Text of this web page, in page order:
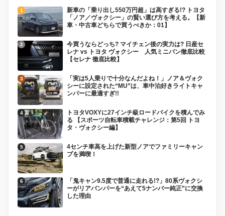
新車の「乗り出し550万円超」は高すぎる!? トヨタ
「ノア／ヴォクシー」の賢い選び方を考える。【新
車・中古車どちらで買うべきか：01】
今買うならどっち? マイチェン後の実力は? 日産セ
レナ vs トヨタ ヴォクシー 人気ミニバン徹底比較
【セレナ 徹底比較】
「実は5人乗りで十分なんだよね！」ノア＆ヴォク
シーに設定された“MU”は、車中泊好きライトキャ
ンパーに最適すぎ!!
トヨタVOXYに27インチ級ロードバイクを積んでみ
る 【スポーツ自転車積載チャレンジ：第5回 トヨ
タ・ヴォクシー編】
4センチ車高を上げた新型ノアでファミリーキャン
プを満喫！
「鬼キャン9.5度で普通に走れる!?」80系ヴォクシ
ーがリアバンパーを“あえて5ナンバー純正”に交換
した理由